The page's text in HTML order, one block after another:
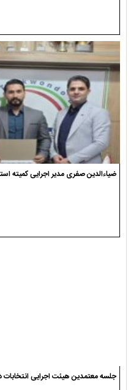
ضیاءالدین صفری مدیر اجرایی کمیته
جلسه معتمدین هیئت اجرایی انتخابات